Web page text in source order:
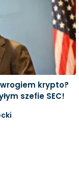
krypto?
szefie SEC!